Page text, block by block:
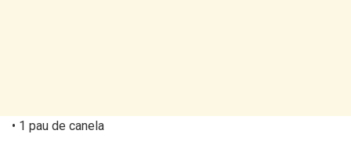
• 1 pau de canela